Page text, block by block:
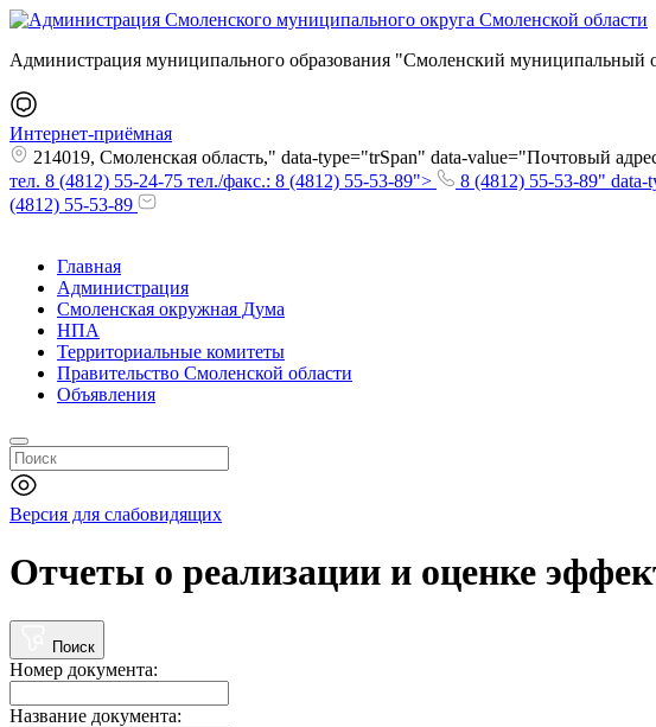
Администрация муниципального образования "Смоленский муниципальный
Интернет-приёмная
214019, Смоленская область," data-type="trSpan" data-value="Почтовый
тел. 8 (4812) 55-24-75 тел./факс.: 8 (4812) 55-53-89">
8 (4812) 55-53-89" data-
(4812) 55-53-89
Главная
Администрация
Смоленская окружная Дума
НПА
Территориальные комитеты
Правительство Смоленской области
Объявления
Версия для слабовидящих
Отчеты о реализации и оценке
Поиск
Номер документа:
Название документа: